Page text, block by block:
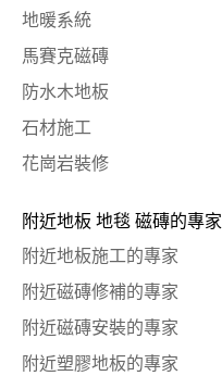
地暖系統
馬賽克磁磚
防水木地板
石材施工
花崗岩裝修
附近地板 地毯 磁磚的專家
附近地板施工的專家
附近磁磚修補的專家
附近磁磚安裝的專家
附近塑膠地板的專家